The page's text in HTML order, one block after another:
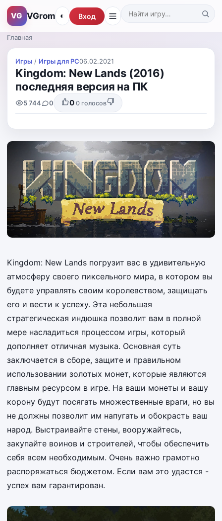
VG VGrom Поиск по каталогу
◐ Вход
Главная
Игры / Игры для PС06.02.2021
Kingdom: New Lands (2016)
последняя версия на ПК
5 744 0 0 0 голосов
Kingdom: New Lands погрузит вас в удивительную
атмосферу своего пиксельного мира, в котором вы
будете управлять своим королевством, защищать
его и вести к успеху. Эта небольшая
стратегическая индюшка позволит вам в полной
мере насладиться процессом игры, который
дополняет отличная музыка. Основная суть
заключается в сборе, защите и правильном
использовании золотых монет, которые являются
главным ресурсом в игре. На ваши монеты и вашу
корону будут посягать множественные враги, но вы
не должны позволит им напугать и обокрасть ваш
народ. Выстраивайте стены, вооружайтесь,
закупайте воинов и строителей, чтобы обеспечить
себя всем необходимым. Очень важно грамотно
распоряжаться бюджетом. Если вам это удастся -
успех вам гарантирован.